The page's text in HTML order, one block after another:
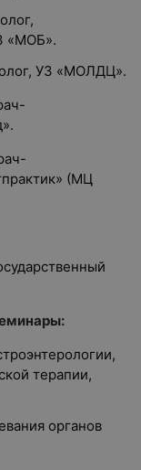
«МОБ».
УЗ «МОЛДЦ».
(МЦ
терапии,
органов